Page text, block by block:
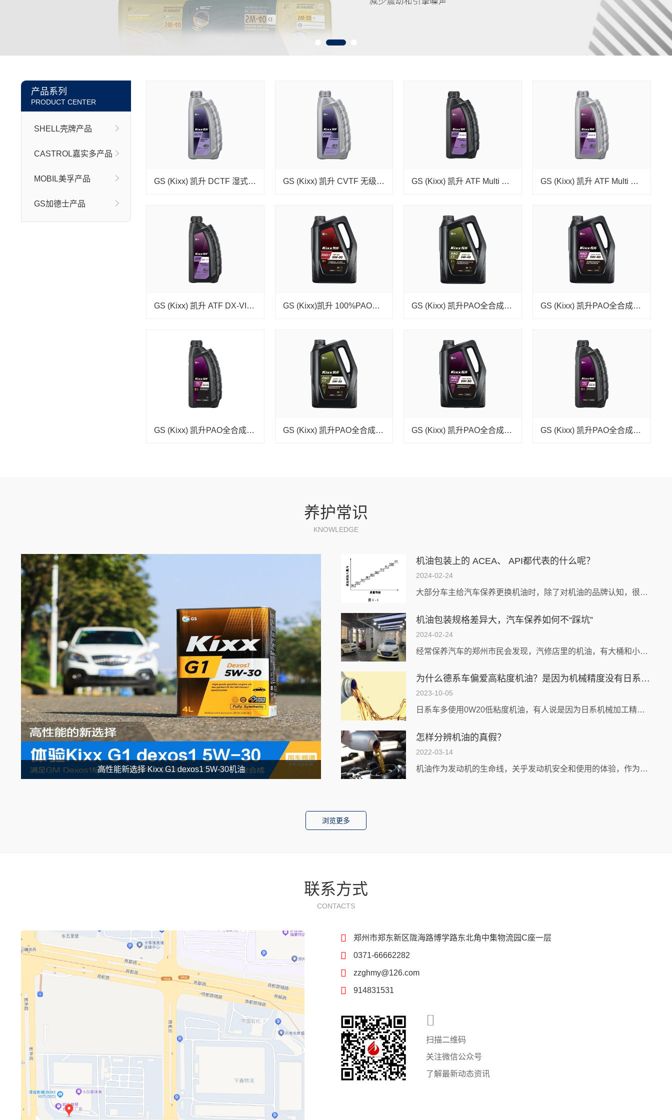
产品系列
PRODUCT CENTER
SHELL壳牌产品
CASTROL嘉实多产品
MOBIL美孚产品
GS加德士产品
GS (Kixx) 凯升 DCTF 湿式双离合变速箱油 GS (Kixx) 凯升 CVTF 无级自动变速箱油 GS (Kixx) 凯升 ATF Multi 8 自动变速箱油 8-10速 GS (Kixx) 凯升 ATF Multi 6 自动变速箱油 5速6速
GS (Kixx) 凯升 ATF DX-VI自动变速箱油 6-8速 GS (Kixx)凯升 100%PAO全合成机油 0W-30 SN级 黑凯系列 4L GS (Kixx) 凯升PAO全合成机油 5W-40 C3级 黑凯系列 4L GS (Kixx) 凯升PAO全合成机油 5W-40 A3B4级 黑凯系列 4L
GS (Kixx) 凯升PAO全合成机油 5W-40 A3B4级 黑凯系列 1L GS (Kixx) 凯升PAO全合成机油 5W-30 C3级 黑凯系列 4L GS (Kixx) 凯升PAO全合成机油 5W-30 A3B4级 黑凯系列 4L GS (Kixx) 凯升PAO全合成机油 5W-30 A3B4级 黑凯系列 1L
养护常识
KNOWLEDGE
高性能新选择 Kixx G1 dexos1 5W-30机油
机油包装上的 ACEA、 API都代表的什么呢？
2024-02-24
大部分车主给汽车保养更换机油时，除了对机油的品牌认知，很少去关注机油包装上的一些说明，那怎么通过机油包装上的说明了解机油的品质呢？今天我们来...
机油包装规格差异大，汽车保养如何不“踩坑”
2024-02-24
经常保养汽车的郑州市民会发现，汽修店里的机油，有大桶和小桶之别。那么，这两种油有什么区别，哪种油更好？现在郑州哪种机油使用更普遍，背后又有什...
为什么德系车偏爱高粘度机油？是因为机械精度没有日系车高吗？
2023-10-05
日系车多使用0W20低粘度机油，有人说是因为日系机械加工精度比欧美系高，这种说法准确吗？其实不能简单推断日系机械加工精度更高，其实是因为日系...
怎样分辨机油的真假？
2022-03-14
机油作为发动机的生命线，关乎发动机安全和使用的体验，作为发动机而言性能的好与坏机油决定了一大半，在机油的选择上面是非常的重要的，作为一个汽车...
浏览更多
联系方式
CONTACTS
郑州市郑东新区陇海路博学路东北角中集物流园C座一层
0371-66662282
zzghmy@126.com
914831531
扫描二维码
关注微信公众号
了解最新动态资讯